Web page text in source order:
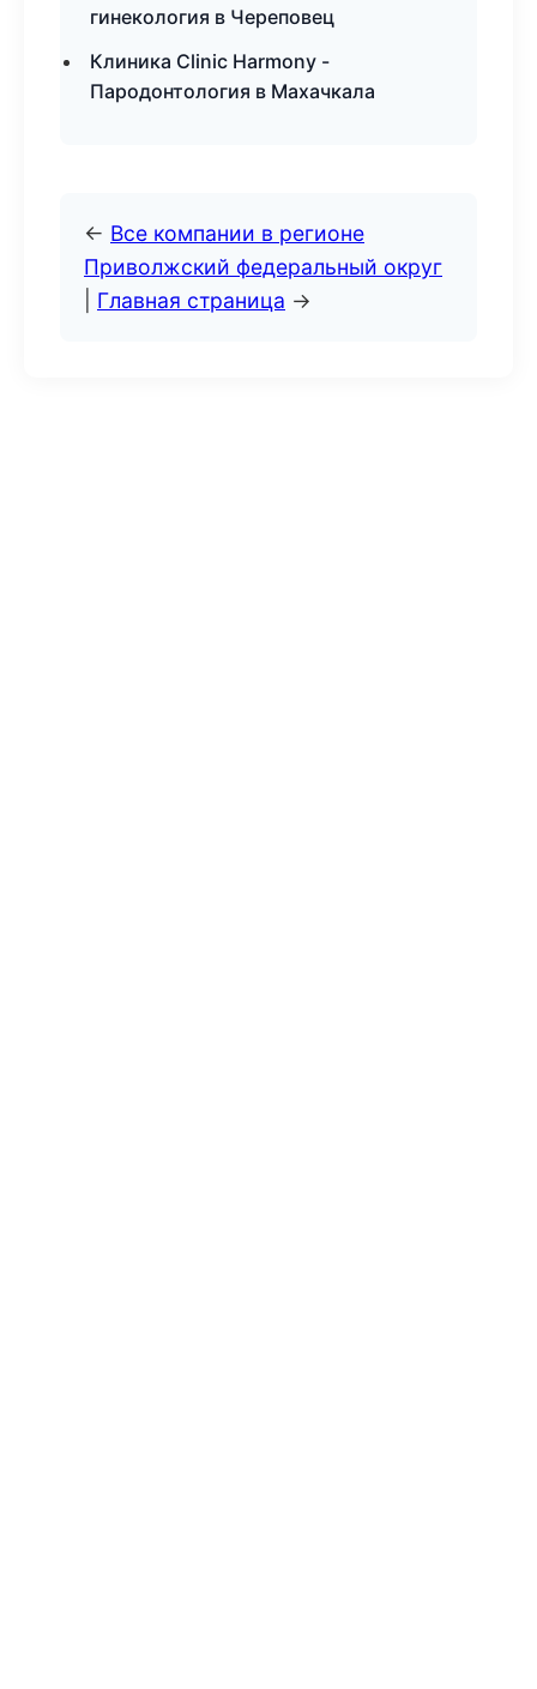
гинекология в Череповец
Клиника Clinic Harmony -
Пародонтология в Махачкала
← Все компании в регионе
Приволжский федеральный округ
Главная страница →